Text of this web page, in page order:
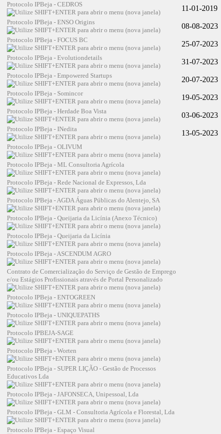
Protocolo IPBeja - CEDROS 11-01-2019
Protocolo IPBeja - ENSO Origins 08-08-2023
Protocolo IPBeja - FOCUS BC 25-07-2023
Protocolo IPBeja - Evolutiondetails 31-07-2023
Protocolo IPBeja - Empowered Startups 20-07-2023
Protocolo IPBeja - Somincor 19-05-2023
Protocolo IPBeja - Herdade Boa Vista 03-06-2023
Protocolo IPBeja - INedita 13-05-2023
Protocolo IPBeja - OLIVUM
Protocolo IPBeja - ML Consultoria Agrícola
Protocolo IPBeja - Rede Nacional de Expressos, Lda
Protocolo IPBeja - AGDA Águas Públicas do Alentejo, SA
Protocolo IPBeja - Queijaria da Licínia (Anexo Técnico)
Protocolo IPBeja - Queijaria da Licínia
Protocolo IPBeja - ASCENDUM AGRO
Contrato de Comercialização do Serviço de Gestão de Emprego
e/ou Estágios Profissionais através de Portal Personalizado
Protocolo IPBeja - ENTOGREEN
Protocolo IPBeja - UNIQUEPATHS
Protocolo IPBEJA-SAGE
Protocolo IPBeja - Worten
Protocolo IPBeja - SUPER LIÇÃO - Gestão de Processos
Educativos Lda
Protocolo IPBeja - JAFONSECA, Unipessoal, Lda
Protocolo IPBeja - GLM - Consultoria Agrícola e Florestal, Lda
Protocolo IPBeja - Espaço Visual